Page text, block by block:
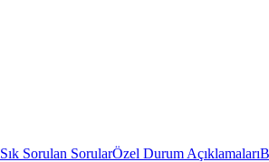
Sık Sorulan SorularÖzel Durum Açıklamaları